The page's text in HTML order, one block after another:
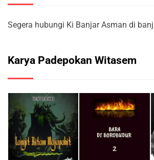
Segera hubungi Ki Banjar Asman di
Karya Padepokan Witasem